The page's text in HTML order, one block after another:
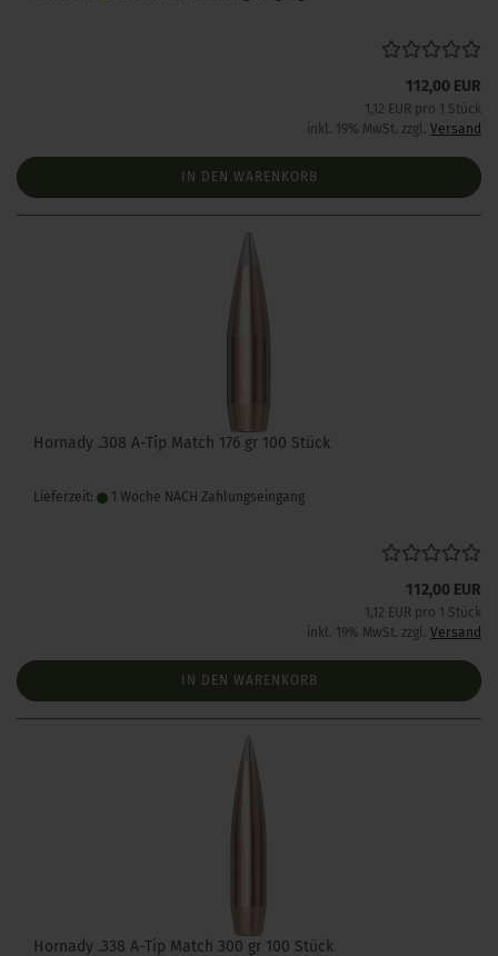
112,00 EUR
1,12 EUR pro 1 Stück
inkl. 19% MwSt. zzgl. Versand
IN DEN WARENKORB
Hornady .308 A-Tip Match 176 gr 100 Stück
Lieferzeit: 1 Woche NACH Zahlungseingang
112,00 EUR
1,12 EUR pro 1 Stück
inkl. 19% MwSt. zzgl. Versand
IN DEN WARENKORB
Hornady .338 A-Tip Match 300 gr 100 Stück